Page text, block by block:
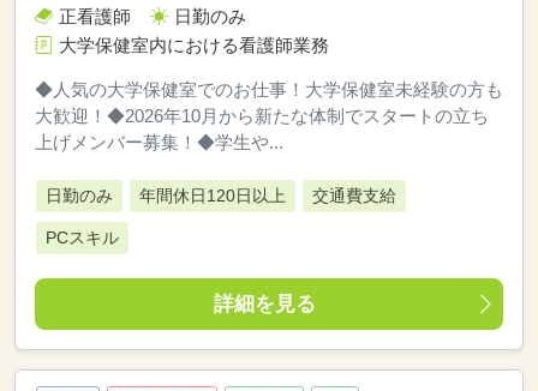
正看護師
日勤のみ
大学保健室内における看護師業務
◆人気の大学保健室でのお仕事！大学保健室未経験の方も
大歓迎！◆2026年10月から新たな体制でスタートの立ち
上げメンバー募集！◆学生や...
日勤のみ 年間休日120日以上 交通費支給
PCスキル
詳細を見る